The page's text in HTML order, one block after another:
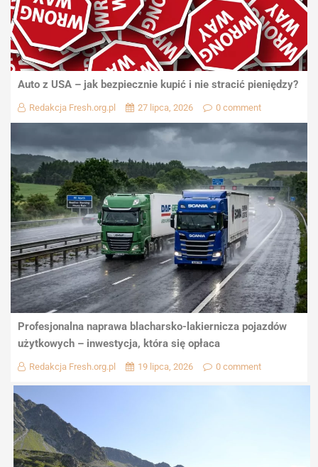
Auto z USA – jak bezpiecznie kupić i nie stracić pieniędzy?
Redakcja Fresh.org.pl 27 lipca, 2026 0 comment
Profesjonalna naprawa blacharsko-lakiernicza pojazdów
użytkowych – inwestycja, która się opłaca
Redakcja Fresh.org.pl 19 lipca, 2026 0 comment